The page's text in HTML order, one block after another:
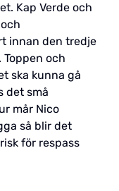
Kap Verde och
innan den tredje
och
ska kunna gå
det små
mår Nico
så blir det
för respass